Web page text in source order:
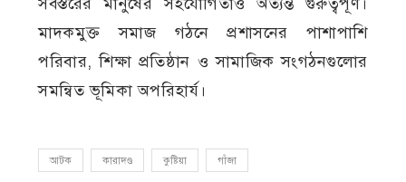
মাদকমুক্ত সমাজ গঠনে প্রশাসনের পাশাপাশি
পরিবার, শিক্ষা প্রতিষ্ঠান ও সামাজিক সংগঠনগুলোর
সমন্বিত ভূমিকা অপরিহার্য।
আটক কারাদণ্ড কুষ্টিয়া গাঁজা